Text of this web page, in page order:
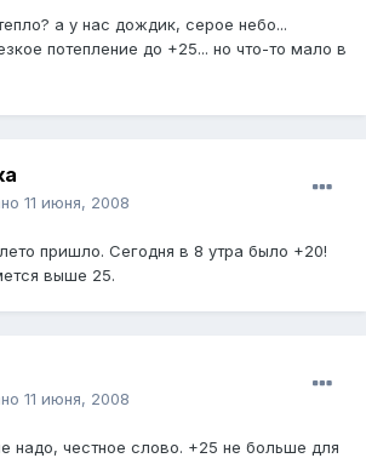
а у нас дождик, серое небо...
потепление до +25... но что-то мало в
11 июня, 2008
пришло. Сегодня в 8 утра было +20!
выше 25.
11 июня, 2008
надо, честное слово. +25 не больше для